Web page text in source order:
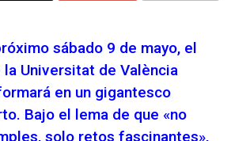
sábado 9 de mayo, el
Universitat de València
en un gigantesco
Bajo el lema de que «no
solo retos fascinantes»,